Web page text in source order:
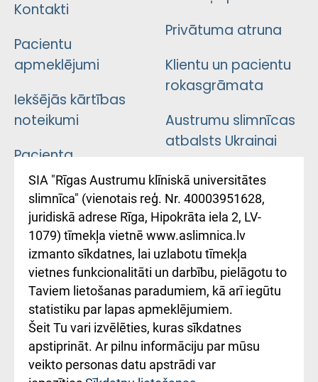
Kontakti
Pacientu
apmeklējumi
Iekšējās kārtības
noteikumi
Pacienta
atsauksmju/sūdzību
iesniegšanas
kārtība
Kā pie mums nokļūt
Rēķinu apmaksas
ceļvedis
Rekvizīti un
ārstniecības
Privātuma atruna
Klientu un pacientu
rokasgrāmata
Austrumu slimnīcas
atbalsts Ukrainai
Підтримка Східної
лікарні та співпраця з
Україною
SIA "Rīgas Austrumu klīniskā universitātes
slimnīca" (vienotais reģ. Nr. 40003951628,
juridiskā adrese Rīga, Hipokrāta iela 2, LV-
1079) tīmekļa vietnē www.aslimnica.lv
izmanto sīkdatnes, lai uzlabotu tīmekļa
vietnes funkcionalitāti un darbību, pielāgotu to
Taviem lietošanas paradumiem, kā arī iegūtu
statistiku par lapas apmeklējumiem.
Šeit Tu vari izvēlēties, kuras sīkdatnes
apstiprināt. Ar pilnu informāciju par mūsu
veikto personas datu apstrādi var